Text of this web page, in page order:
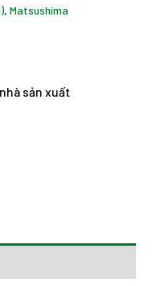
, Matsushima
sản xuất